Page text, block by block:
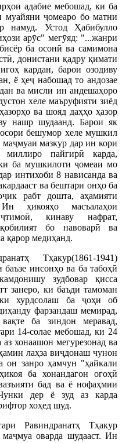
адабие мебошад, ки ба
ҷомеаро бо матни
намуд. Устод Ҳабибулло
арӯс" мегӯяд: "...жанри
ба осонӣ ва самимона
донистани қадру қимати
кардан, барои озодиву
ё ҳеҷ набошад то андозае
ва мисли ин андешаҳоро
хеле маъруфияти зиёд
ва шояд даҳҳо ҳазор
нашр шудаанд. Барои як
бешумор хеле мушкил
маҷмуаи мазкур дар ин кори
пайгирӣ карда,
ба мушкилоти ҷомеаи мо
интихоби 8 нависанда ва
ва бештари онҳо ба
рабт дошта, аҳамияти
ҳикояҳо масъалаҳои
кинаву нафрат,
бо навоварӣ ва
қарор медиҳанд.
Тҳакур(1861-1941)
инсонҳо ва ба табоҳӣ
зудбовар қисса
занеро, ки баъди тамоман
хурдсолаш ба ҷоҳи об
фарзандаш мемирад,
ба зиндон меравад,
14-солае мебошад, ки 24
аз хонаашон мегурезонад ва
лаҳза виҷдонаш чунон
он занро ҳамчун "ҳайкали
ба хонандагон огоҳӣ
бад ва ё нофаҳмии
дер ё зуд аз карда
хоҳед шуд.
Равиндранатҳ Тҳакур
оварда шудааст. Ин